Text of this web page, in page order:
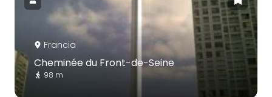
Francia
Cheminée du Front-de-Seine
98 m